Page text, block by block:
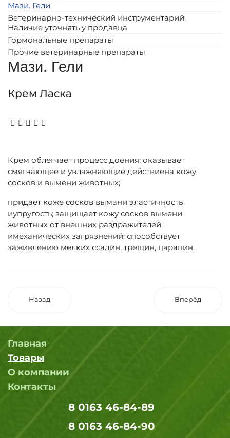
Мази. Гели
Ветеринарно-технический инструментарий.
Наличие уточнять у продавца
Гормональные препараты
Прочие ветеринарные препараты
Мази. Гели
Крем Ласка
Крем облегчает процесс доения; оказывает
смягчающее и увлажняющие действиена кожу
сосков и вымени животных;
придает коже сосков вымани эластичность
иупругость; защищает кожу сосков вымени
животных от внешних раздражителей
имеханических загрязнений; способствует
заживлению мелких ссадин, трещин, царапин.
Назад Вперёд
Главная
Товары
О компании
Контакты
8 0163 46-84-89
8 0163 46-84-90